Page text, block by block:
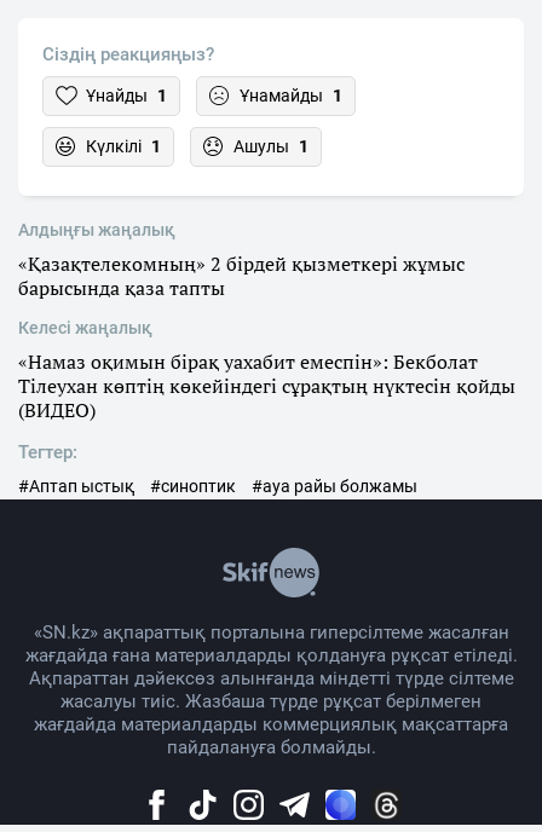
Сіздің реакцияңыз?
Ұнайды 1 Ұнамайды 1
Күлкілі 1 Ашулы 1
Алдыңғы жаңалық
«Қазақтелекомның» 2 бірдей қызметкері жұмыс
барысында қаза тапты
Келесі жаңалық
«Намаз оқимын бірақ уахабит емеспін»: Бекболат
Тілеухан көптің көкейіндегі сұрақтың нүктесін қойды
(ВИДЕО)
Тегтер:
#Аптап ыстық #синоптик #ауа райы болжамы
«SN.kz» ақпараттық порталына гиперсілтеме жасалған
жағдайда ғана материалдарды қолдануға рұқсат етіледі.
Ақпараттан дәйексөз алынғанда міндетті түрде сілтеме
жасалуы тиіс. Жазбаша түрде рұқсат берілмеген
жағдайда материалдарды коммерциялық мақсаттарға
пайдалануға болмайды.